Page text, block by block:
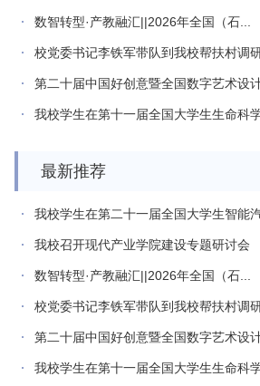
数智转型·产教融汇||2026年全国（石...
校党委书记李铁军带队到我校帮扶村调研
第二十届中国好创意暨全国数字艺术设计
我校学生在第十一届全国大学生生命科学
最新推荐
我校学生在第二十一届全国大学生智能汽
我校召开现代产业学院建设专题研讨会
数智转型·产教融汇||2026年全国（石...
校党委书记李铁军带队到我校帮扶村调研
第二十届中国好创意暨全国数字艺术设计
我校学生在第十一届全国大学生生命科学